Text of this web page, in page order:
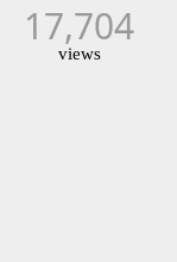
17,704
views